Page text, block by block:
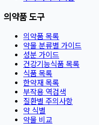
의약품 도구
의약품 목록
약물 분류별 가이드
성분 가이드
건강기능식품 목록
식품 목록
한약재 목록
부작용 역검색
질환별 주의사항
약 식별
약물 비교